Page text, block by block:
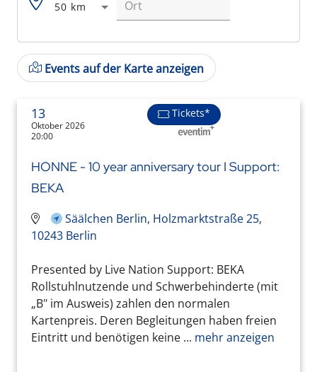
50 km
Events auf der Karte anzeigen
13
Oktober 2026
20:00
Tickets*
HONNE - 10 year anniversary tour I Support:
BEKA
Säälchen Berlin, Holzmarktstraße 25,
10243 Berlin
Presented by Live Nation Support: BEKA
Rollstuhlnutzende und Schwerbehinderte (mit
„B" im Ausweis) zahlen den normalen
Kartenpreis. Deren Begleitungen haben freien
Eintritt und benötigen keine ... mehr anzeigen